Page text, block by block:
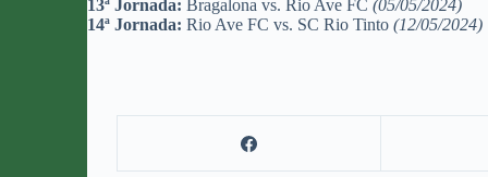
13ª Jornada: Bragalona vs. Rio Ave FC (05/05/2024)
14ª Jornada: Rio Ave FC vs. SC Rio Tinto (12/05/2024)